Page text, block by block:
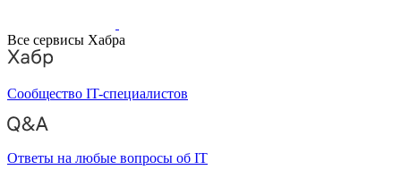
Все сервисы Хабра
Сообщество IT-специалистов
Ответы на любые вопросы об IT